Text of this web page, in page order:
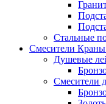
Стальные
Смесители
Душевые
Смесители